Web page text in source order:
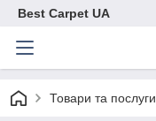
Best Carpet UA
Товари та послуги